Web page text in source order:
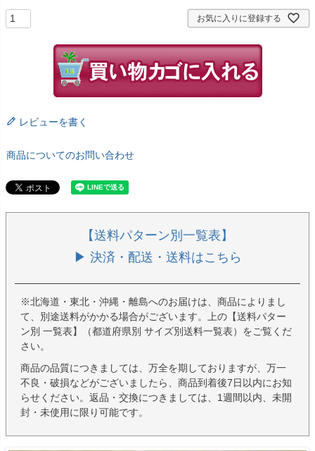
お気に入りに登録する
レビューを書く
商品についてのお問い合わせ
【送料パターン別一覧表】
▶ 決済・配送・送料はこちら
※北海道・東北・沖縄・離島へのお届けは、商品によりまし
て、別途送料がかかる場合がございます。上の【送料パター
ン別 一覧表】（都道府県別 サイズ別送料一覧表）をご覧くだ
さい。
商品の品質につきましては、万全を期しておりますが、万一
不良・破損などがございましたら、商品到着後7日以内にお知
らせください。返品・交換につきましては、1週間以内、未開
封・未使用に限り可能です。